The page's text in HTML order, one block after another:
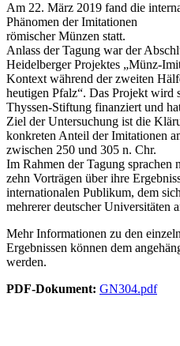
Am 22. März 2019 fand die
Phänomen der Imitationen
römischer Münzen statt.
Anlass der Tagung war der
Heidelberger Projektes „Münz-
Kontext während der zweiten
heutigen Pfalz“. Das Projekt wird
Thyssen-Stiftung finanziert und
Ziel der Untersuchung ist die
konkreten Anteil der Imitationen
zwischen 250 und 305 n. Chr.
Im Rahmen der Tagung sprachen
zehn Vorträgen über ihre
internationalen Publikum, dem
mehrerer deutscher Universitäten
Mehr Informationen zu den
Ergebnissen können dem
werden.
PDF-Dokument: GN304.pdf